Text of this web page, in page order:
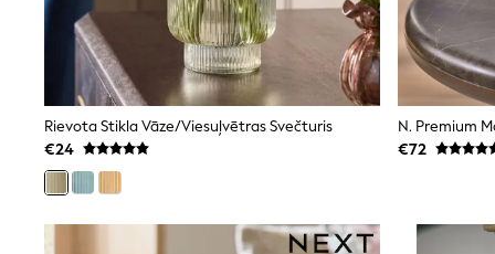
Linen Collection
Loafers
Polo Shirts
Sandals & Flipflops
Shirts
Shorts
Sunglasses
T-Shirts
Vests
Boys Holiday Shop
All swimwear
Ponchos & Toweling sets
Rievota Stikla Vāze/viesuļvētras Svečturis
€24
€72